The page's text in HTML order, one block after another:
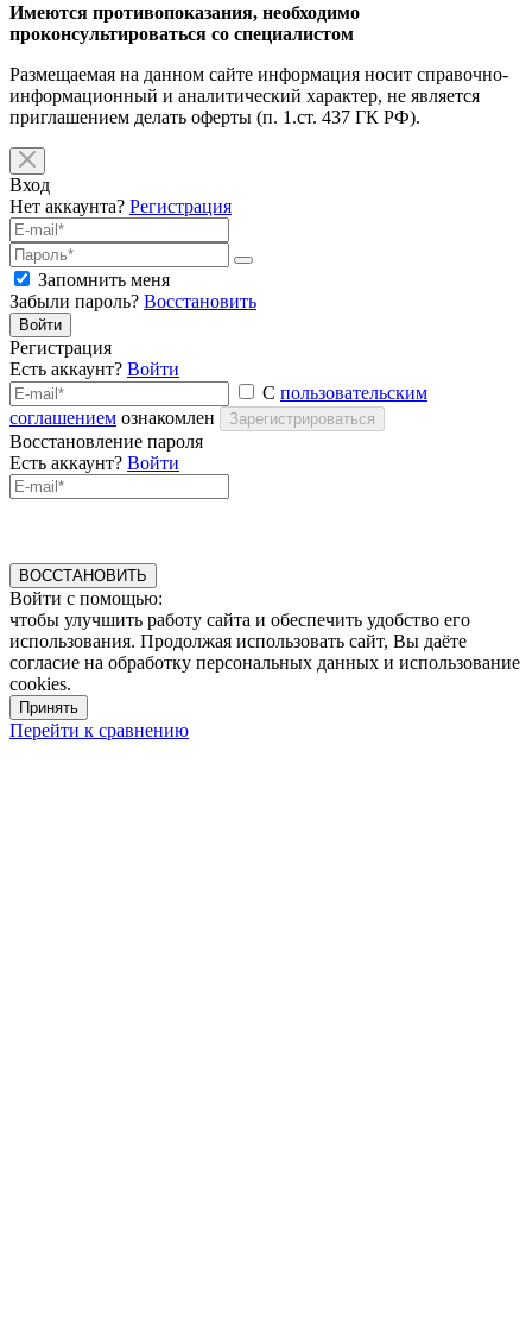
Имеются противопоказания, необходимо
проконсультироваться со специалистом
Размещаемая на данном сайте информация носит справочно-
информационный и аналитический характер, не является
приглашением делать оферты (п. 1.ст. 437 ГК РФ).
Вход
Нет аккаунта? Регистрация
Запомнить меня
Забыли пароль? Восстановить
Войти
Регистрация
Есть аккаунт? Войти
С пользовательским
соглашением ознакомлен Зарегистрироваться
Восстановление пароля
Есть аккаунт? Войти
ВОССТАНОВИТЬ
Войти с помощью:
чтобы улучшить работу сайта и обеспечить удобство его
использования. Продолжая использовать сайт, Вы даёте
согласие на обработку персональных данных и использование
cookies.
Принять
Перейти к сравнению